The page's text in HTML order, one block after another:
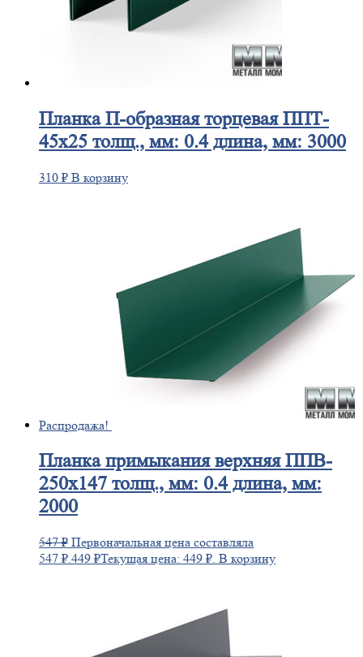
ПланкаП-образная торцевая ППТ-
45х25 толщ., мм: 0.4 длина, мм: 3000
310 ₽ В корзину
Распродажа!
Планкапримыкания верхняя ППВ-
250х147 толщ., мм: 0.4 длина, мм:
2000
547₽ Первоначальная цена составляла
547 ₽.449 ₽Текущая цена: 449 ₽. В корзину